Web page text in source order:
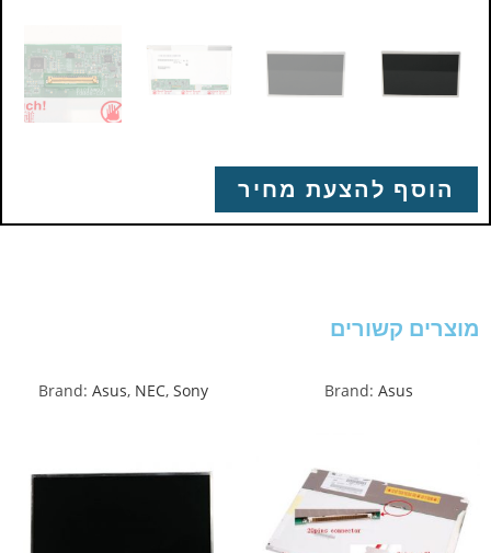
הוסף להצעת מחיר
מוצרים קשורים
Brand: Asus
Brand: Asus, NEC, Sony